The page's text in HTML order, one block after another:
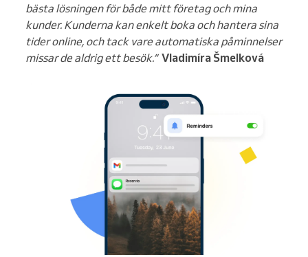
bästa lösningen för både mitt företag och mina
kunder. Kunderna kan enkelt boka och hantera sina
tider online, och tack vare automatiska påminnelser
missar de aldrig ett besök.” Vladimíra Šmelková